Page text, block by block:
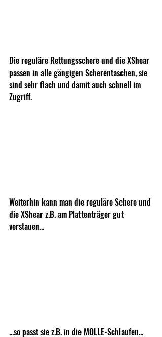
Die reguläre Rettungsschere und die XShear
passen in alle gängigen Scherentaschen, sie
sind sehr flach und damit auch schnell im
Zugriff.
Weiterhin kann man die reguläre Schere und
die XShear z.B. am Plattenträger gut
verstauen...
...so passt sie z.B. in die MOLLE-Schlaufen...